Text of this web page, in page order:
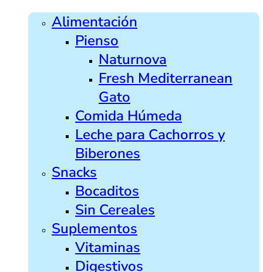
Alimentación
Pienso
Naturnova
Fresh Mediterranean
Gato
Comida Húmeda
Leche para Cachorros y
Biberones
Snacks
Bocaditos
Sin Cereales
Suplementos
Vitaminas
Digestivos